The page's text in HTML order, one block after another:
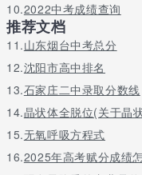
学校以电子信息类专业为
及传媒艺术等专业群建设。
截至2018年6月，学校建
学院、通信工程学院、智
媒体学院、建筑与材料学
院、马克思主义学院、
着力建设人工智能与大数
与智能制造、电商物流为
个。
10.2022中考成绩查询
推荐文档
11.山东烟台中考总分
12.沈阳市高中排名
13.石家庄二中录取分数线
14.晶状体全脱位(关于晶
15.无氧呼吸方程式
16.2025年高考赋分成绩